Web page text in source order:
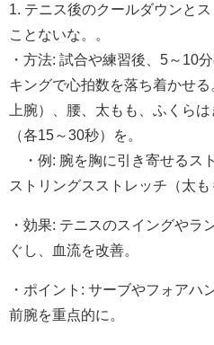
1. テニス後のクールダウンと
ことないな。。
・方法: 試合や練習後、5～10
キングで心拍数を落ち着かせ
上腕）、腰、太もも、ふくら
（各15～30秒）を。
・例: 腕を胸に引き寄せるス
ストリングスストレッチ（太も
・効果: テニスのスイングやラ
ぐし、血流を改善。
・ポイント: サーブやフォアハ
前腕を重点的に。